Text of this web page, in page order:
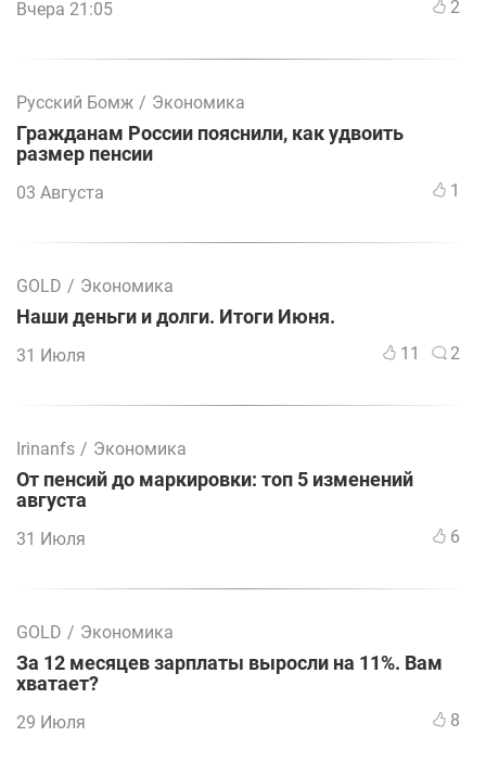
Вчера 21:05 2
Русский Бомж / Экономика
Гражданам России пояснили, как удвоить
размер пенсии
03 Августа 1
GOLD / Экономика
Наши деньги и долги. Итоги Июня.
31 Июля 11 2
Irinanfs / Экономика
От пенсий до маркировки: топ 5 изменений
августа
31 Июля 6
GOLD / Экономика
За 12 месяцев зарплаты выросли на 11%. Вам
хватает?
29 Июля 8